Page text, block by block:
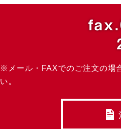
※メール・FAXでのご注文の場
い。